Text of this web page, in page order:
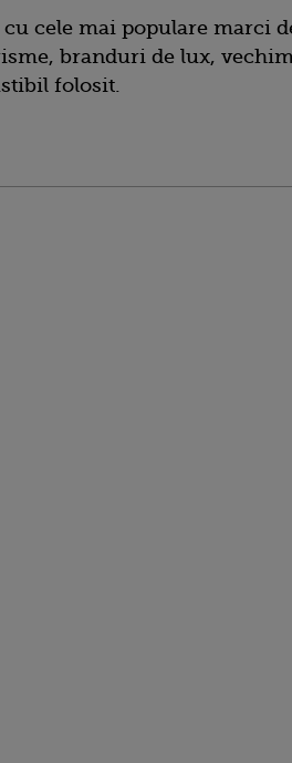
cele mai populare marci
branduri de lux,
folosit.